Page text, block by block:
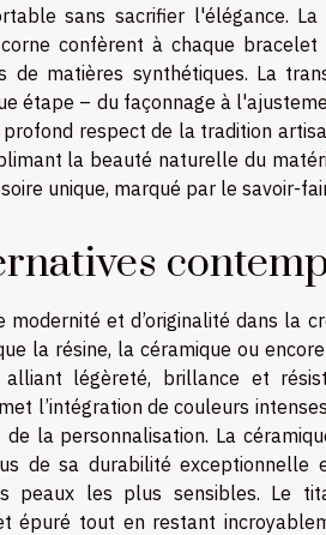
sans sacrifier l'élégance.
confèrent à chaque
de matières synthétiques. La
étape – du façonnage à
respect de la tradition
la beauté naturelle du
unique, marqué par le savoir-
modernité et d’originalité dans la
la résine, la céramique ou
alliant légèreté, brillance et
l’intégration de couleurs
de la personnalisation. La
de sa durabilité
peaux les plus sensibles. Le
épuré tout en restant